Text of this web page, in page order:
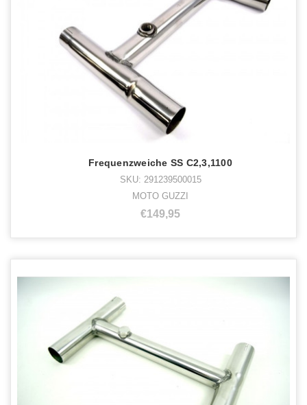
Frequenzweiche SS C2,3,1100
SKU: 291239500015
MOTO GUZZI
€149,95